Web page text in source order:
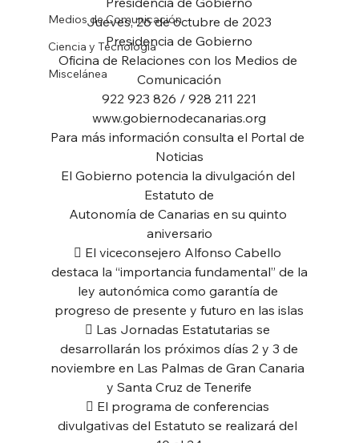
Medios de Comunicación
Ciencia y Tecnología
Miscelánea
Jueves, 26 de octubre de 2023
Presidencia de Gobierno
Oficina de Relaciones con los Medios de
Comunicación
922 923 826 / 928 211 221
www.gobiernodecanarias.org
Para más información consulta el Portal de
Noticias
El Gobierno potencia la divulgación del
Estatuto de
Autonomía de Canarias en su quinto
aniversario
 El viceconsejero Alfonso Cabello
destaca la “importancia fundamental” de la
ley autonómica como garantía de
progreso de presente y futuro en las islas
 Las Jornadas Estatutarias se
desarrollarán los próximos días 2 y 3 de
noviembre en Las Palmas de Gran Canaria
y Santa Cruz de Tenerife
 El programa de conferencias
divulgativas del Estatuto se realizará del